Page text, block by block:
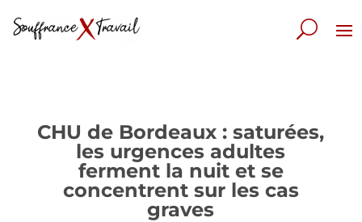
CHU de Bordeaux : saturées,
les urgences adultes
ferment la nuit et se
concentrent sur les cas
graves